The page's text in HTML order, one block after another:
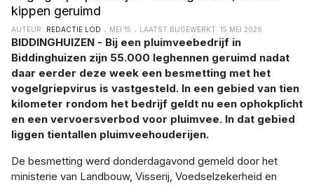
kippen geruimd
AUTEUR: REDACTIE LOD MEI 15 LAATST BIJGEWERKT: 15 MEI 2026
BIDDINGHUIZEN - Bij een pluimveebedrijf in
Biddinghuizen zijn 55.000 leghennen geruimd nadat
daar eerder deze week een besmetting met het
vogelgriepvirus is vastgesteld. In een gebied van tien
kilometer rondom het bedrijf geldt nu een ophokplicht
en een vervoersverbod voor pluimvee. In dat gebied
liggen tientallen pluimveehouderijen.
De besmetting werd donderdagavond gemeld door het
ministerie van Landbouw, Visserij, Voedselzekerheid en